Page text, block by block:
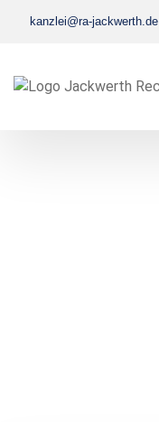
kanzlei@ra-jackwerth.de